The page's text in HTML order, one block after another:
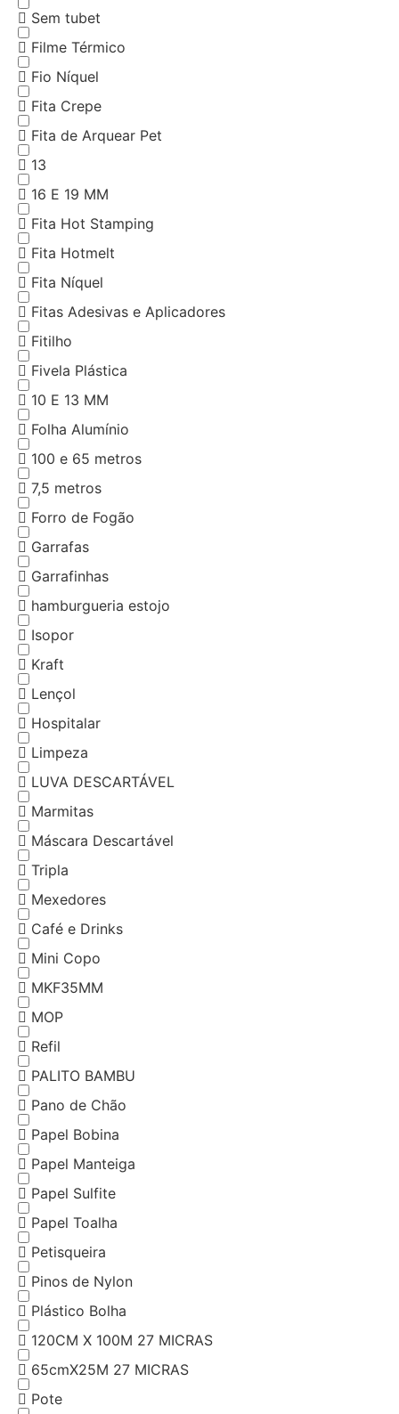
Sem tubet
Filme Térmico
Fio Níquel
Fita Crepe
Fita de Arquear Pet
13
16 E 19 MM
Fita Hot Stamping
Fita Hotmelt
Fita Níquel
Fitas Adesivas e Aplicadores
Fitilho
Fivela Plástica
10 E 13 MM
Folha Alumínio
100 e 65 metros
7,5 metros
Forro de Fogão
Garrafas
Garrafinhas
hamburgueria estojo
Isopor
Kraft
Lençol
Hospitalar
Limpeza
LUVA DESCARTÁVEL
Marmitas
Máscara Descartável
Tripla
Mexedores
Café e Drinks
Mini Copo
MKF35MM
MOP
Refil
PALITO BAMBU
Pano de Chão
Papel Bobina
Papel Manteiga
Papel Sulfite
Papel Toalha
Petisqueira
Pinos de Nylon
Plástico Bolha
120CM X 100M 27 MICRAS
65cmX25M 27 MICRAS
Pote